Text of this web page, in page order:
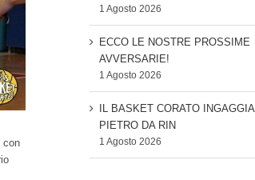
con
1 Agosto 2026
ECCO LE NOSTRE PROSSIME
AVVERSARIE!
1 Agosto 2026
IL BASKET CORATO INGAGGIA
PIETRO DA RIN
1 Agosto 2026